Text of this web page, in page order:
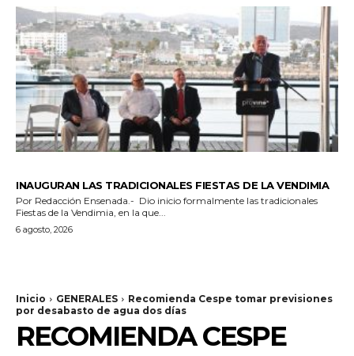
INAUGURAN LAS TRADICIONALES FIESTAS DE LA VENDIMIA
Por Redacción Ensenada.- Dio inicio formalmente las tradicionales
Fiestas de la Vendimia, en la que...
6 agosto, 2026